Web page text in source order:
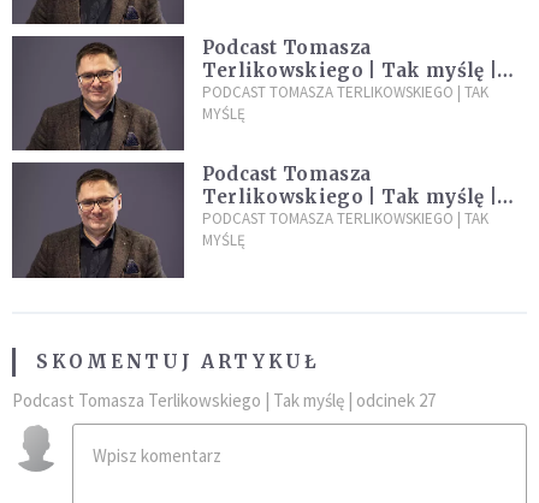
Podcast Tomasza
Terlikowskiego | Tak myślę |
Odcinek 129
PODCAST TOMASZA TERLIKOWSKIEGO | TAK
MYŚLĘ
Podcast Tomasza
Terlikowskiego | Tak myślę |
Odcinek 128
PODCAST TOMASZA TERLIKOWSKIEGO | TAK
MYŚLĘ
SKOMENTUJ ARTYKUŁ
Podcast Tomasza Terlikowskiego | Tak myślę | odcinek 27